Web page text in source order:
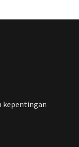
kepentingan